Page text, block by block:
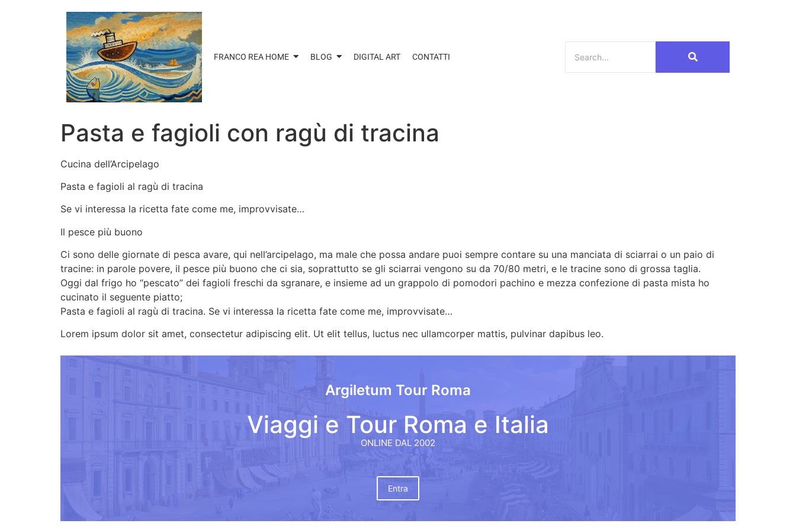
FRANCO REA HOME BLOG DIGITAL ART CONTATTI
Pasta e fagioli con ragù di tracina
Cucina dell’Arcipelago
Pasta e fagioli al ragù di tracina
Se vi interessa la ricetta fate come me, improvvisate…
Il pesce più buono
Ci sono delle giornate di pesca avare, qui nell’arcipelago, ma male che possa andare puoi sempre contare su una manciata di sciarrai o un paio di
tracine: in parole povere, il pesce più buono che ci sia, soprattutto se gli sciarrai vengono su da 70/80 metri, e le tracine sono di grossa taglia.
Oggi dal frigo ho “pescato” dei fagioli freschi da sgranare, e insieme ad un grappolo di pomodori pachino e mezza confezione di pasta mista ho
cucinato il seguente piatto;
Pasta e fagioli al ragù di tracina. Se vi interessa la ricetta fate come me, improvvisate…
Lorem ipsum dolor sit amet, consectetur adipiscing elit. Ut elit tellus, luctus nec ullamcorper mattis, pulvinar dapibus leo.
Argiletum Tour Roma
Viaggi e Tour Roma e Italia
ONLINE DAL 2002
Entra